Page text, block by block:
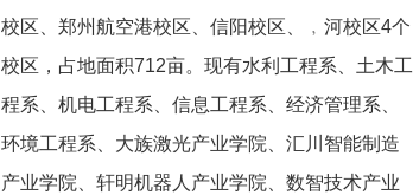
校区、郑州航空港校区、信阳校区、﹐河校区4个
校区，占地面积712亩。现有水利工程系、土木工
程系、机电工程系、信息工程系、经济管理系、
环境工程系、大族激光产业学院、汇川智能制造
产业学院、轩明机器人产业学院、数智技术产业